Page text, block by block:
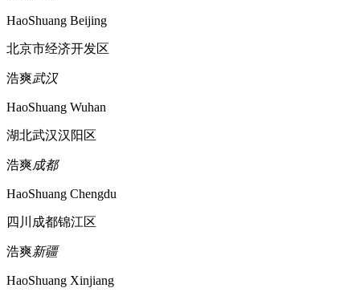
HaoShuang Beijing
北京市经济开发区
浩爽武汉
HaoShuang Wuhan
湖北武汉汉阳区
浩爽成都
HaoShuang Chengdu
四川成都锦江区
浩爽新疆
HaoShuang Xinjiang